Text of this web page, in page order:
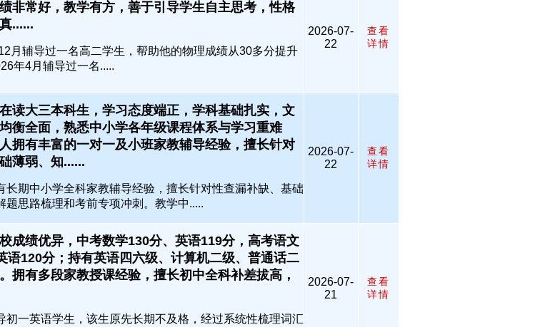
非常好，教学有方，善于引导学生自主思考，性格
......
月辅导过一名高二学生，帮助他的物理成绩从30多分提升
年4月辅导过一名.....
2026-07-
22
查看
详情
读大三本科生，学习态度端正，学科基础扎实，文
衡全面，熟悉中小学各年级课程体系与学习重难
拥有丰富的一对一及小班家教辅导经验，擅长针对
薄弱、知......
长期中小学全科家教辅导经验，擅长针对性查漏补缺、基础
题思路梳理和考前专项冲刺。教学中.....
2026-07-
22
查看
详情
成绩优异，中考数学130分、英语119分，高考语文
语120分；持有英语四六级、计算机二级、普通话二
拥有多段家教授课经验，擅长初中全科补差拔高，
一英语学生，该生原先长期不及格，经过系统性梳理词汇
2026-07-
21
查看
详情